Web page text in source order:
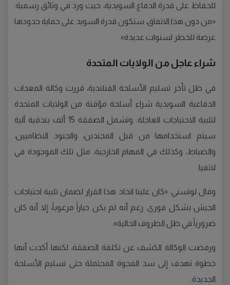
للحفاظ على قدرة الدفاع السويدية، حيث ورد في وثائق رسمية:
«من دون هذا الاتفاق، ستكون قدرة السويد على حماية حدودها
عرضة للخطر لسنوات عديدة».
شراء عاجل من الولايات المتحدة
في ظل تأخر تسليم الأسلحة الفنلندية، قررت وكالة المعدات
الدفاعية السويدية شراء أسلحة مؤقتة من الولايات المتحدة
لتلبية الاحتياجات العاجلة. وتشمل الصفقة 15 ألف بندقية آلية
سيتم استخدامها من قبل المجندين، والجنود النظاميين،
والضباط، وكذلك في المهام الخارجية، مثل تلك الموجودة في
لاتفيا.
وقال لوتسني: «كان علينا اتخاذ هذا القرار لضمان تلبية احتياجات
الجيش بشكل فوري. رغم أنه لم يكن خياراً مرغوباً، إلا أنه كان
ضرورياً في ظل الظروف الحالية».
ورفضت الوكالة الكشف عن تكلفة الصفقة، لكنها أكدت أنها
خطوة تهدف إلى سد الفجوة المحتملة حتى تسليم الأسلحة
الجديدة.